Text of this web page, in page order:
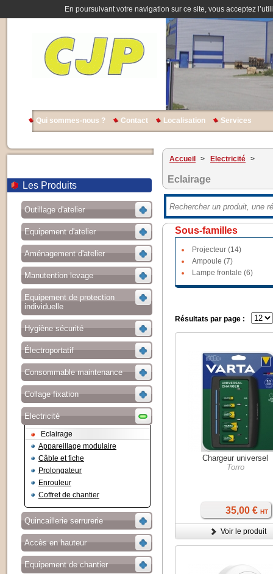
En poursuivant votre navigation sur ce site, vous acceptez
Qui sommes-nous ? Contact Localisation Services
Les Produits
Outillage d'atelier
Equipement d'atelier
Aménagement d'atelier
Manutention levage
Equipement de protection
individuelle
Hygiène sécurité
Électroportatif
Consommable maintenance
Collage fixation
Electricité
Eclairage
Appareillage modulaire
Câble et fiche
Prolongateur
Enrouleur
Coffret de chantier
Quincaillerie serrurerie
Accès en hauteur
Equipement de chantier
Accueil > Electricité >
Eclairage
Sous-familles
Projecteur (14)
Ampoule (7)
Lampe frontale (6)
Résultats par page :
Chargeur universel
Torro
35,00 € HT
Voir le produit